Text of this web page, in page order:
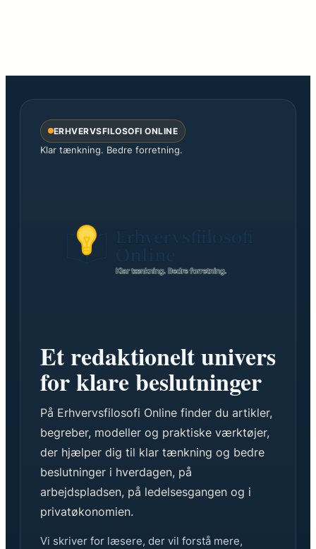
ERHVERVSFILOSOFI ONLINE
Klar tænkning. Bedre forretning.
Et redaktionelt univers
for klare beslutninger
På Erhvervsfilosofi Online finder du artikler,
begreber, modeller og praktiske værktøjer,
der hjælper dig til klar tænkning og bedre
beslutninger i hverdagen, på
arbejdspladsen, på ledelsesgangen og i
privatøkonomien.
Vi skriver for læsere, der vil forstå mere,